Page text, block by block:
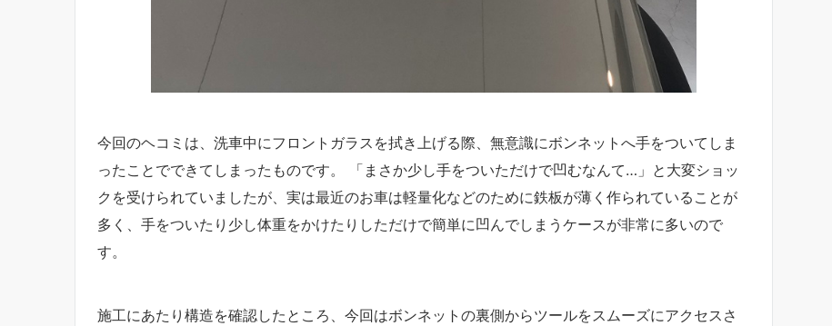
今回のヘコミは、洗車中にフロントガラスを拭き上げる際、無意識にボンネットへ手をついてしま
ったことでできてしまったものです。 「まさか少し手をついただけで凹むなんて…」と大変ショッ
クを受けられていましたが、実は最近のお車は軽量化などのために鉄板が薄く作られていることが
多く、手をついたり少し体重をかけたりしただけで簡単に凹んでしまうケースが非常に多いので
す。
施工にあたり構造を確認したところ、今回はボンネットの裏側からツールをスムーズにアクセスさ